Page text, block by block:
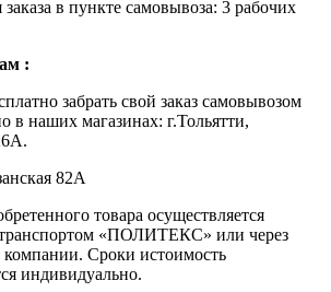
в пункте самовывоза: 3 рабочих
:
забрать свой заказ самовывозом
в наших магазинах: г.Тольятти,
82А
товара осуществляется
«ПОЛИТЕКС» или через
компании. Сроки истоимость
индивидуально.